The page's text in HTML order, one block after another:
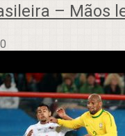
– Mãos